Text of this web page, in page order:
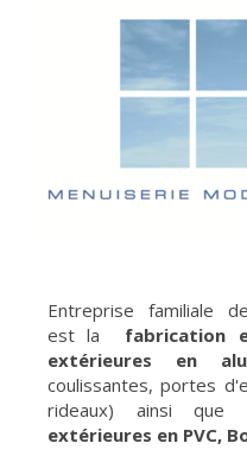
Entreprise familiale
est la fabrication
extérieures en
coulissantes, portes
rideaux) ainsi
extérieures en PVC,